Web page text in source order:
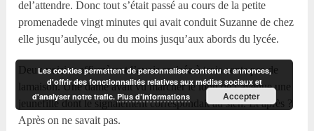
del’attendre. Donc tout s’était passé au cours de la petite
promenadede vingt minutes qui avait conduit Suzanne de chez
elle jusqu’aulycée, ou du moins jusqu’aux abords du lycée.
Deux voisins affirmèrent l’avoir croisée à trois cents pas de
lamaison. Une dame avait vu marcher le long de l’avenue une
jeunefille dont le signalement correspondait au sien. Et après ?
Après on ne savait pas.
Les cookies permettent de personnaliser contenu et annonces,
d'offrir des fonctionnalités relatives aux médias sociaux et
d'analyser notre trafic.Plus d’informations Accepter